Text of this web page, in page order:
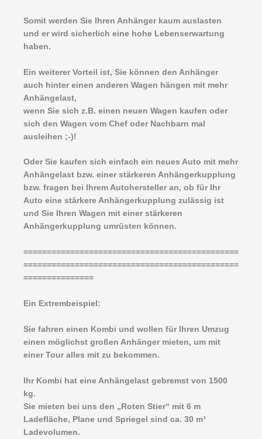
Somit werden Sie Ihren Anhänger kaum auslasten
und er wird sicherlich eine hohe Lebenserwartung
haben.
Ein weiterer Vorteil ist, Sie können den Anhänger
auch hinter einen anderen Wagen hängen mit mehr
Anhängelast,
wenn Sie sich z.B. einen neuen Wagen kaufen oder
sich den Wagen vom Chef oder Nachbarn mal
ausleihen ;-)!
Oder Sie kaufen sich einfach ein neues Auto mit mehr
Anhängelast bzw. einer stärkeren Anhängerkupplung
bzw. fragen bei Ihrem Autohersteller an, ob für Ihr
Auto eine stärkere Anhängerkupplung zulässig ist
und Sie Ihren Wagen mit einer stärkeren
Anhängerkupplung umrüsten können.
==============================================
==============================================
===============
Ein Extrembeispiel:
Sie fahren einen Kombi und wollen für Ihren Umzug
einen möglichst großen Anhänger mieten, um mit
einer Tour alles mit zu bekommen.
Ihr Kombi hat eine Anhängelast gebremst von 1500
kg.
Sie mieten bei uns den „Roten Stier“ mit 6 m
Ladefläche, Plane und Spriegel sind ca. 30 m³
Ladevolumen.